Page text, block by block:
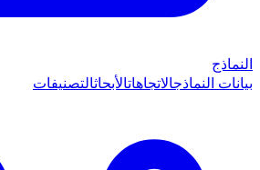
النماذج
بيانات النماذجالاتجاهاتالأبحاثالتصنيفات